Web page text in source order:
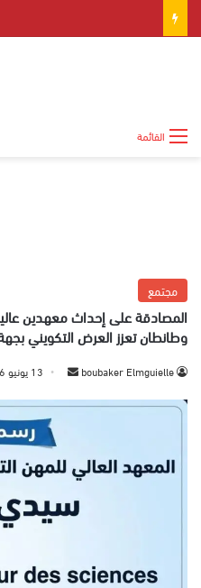
القائمة
مجتمع
المصادقة على إحداث معهدين
وطانطان تعزز العرض التكويني
boubaker Elmguielle
ب
ر
ي
د
13 يونيو 2026